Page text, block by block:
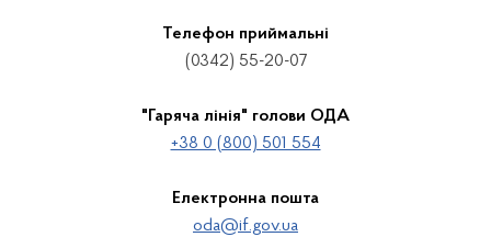
Телефон приймальні
(0342) 55-20-07
"Гаряча лінія" голови ОДА
+38 0 (800) 501 554
Електронна пошта
oda@if.gov.ua